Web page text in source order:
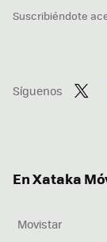
Suscribiéndote
Síguenos
En Xataka
Movistar